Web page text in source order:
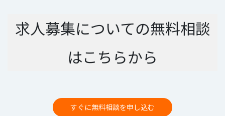
求人募集についての無料相談
はこちらから
すぐに無料相談を申し込む